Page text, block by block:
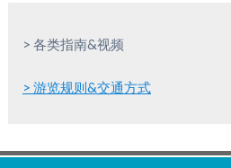
> 各类指南&视频
> 游览规则&交通方式